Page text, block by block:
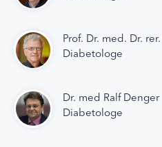
Prof. Dr. med. Dr.
Diabetologe
Dr. med Ralf Denger
Diabetologe